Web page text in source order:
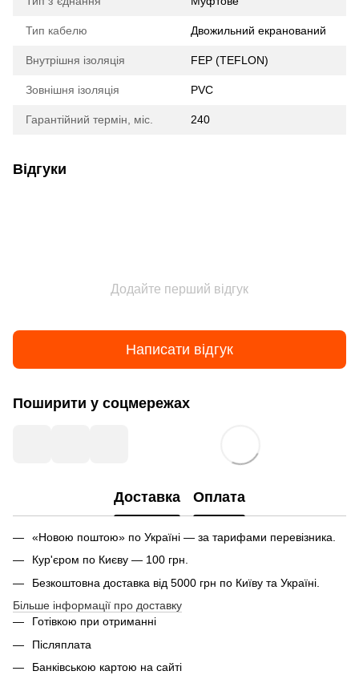
Тип кабелю Двожильний екранований
Внутрішня ізоляція FEP (TEFLON)
Зовнішня ізоляція PVC
Гарантійний термін, міс. 240
Відгуки
Додайте перший відгук
Написати відгук
Поширити у соцмережах
Доставка Оплата
«Новою поштою» по Україні — за тарифами перевізника.
Кур'єром по Києву — 100 грн.
Безкоштовна доставка від 5000 грн по Київу та Україні.
Більше інформації про доставку
Готівкою при отриманні
Післяплата
Банківською картою на сайті